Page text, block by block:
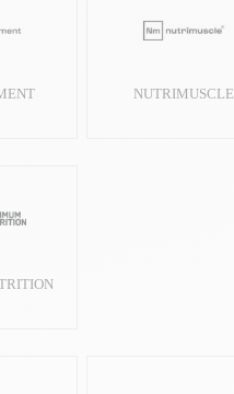
NUTRIMUSCLE